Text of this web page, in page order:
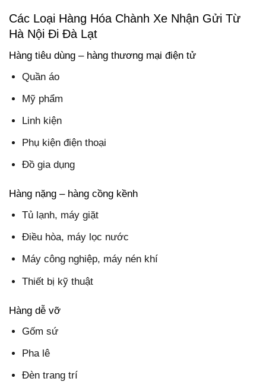
Các Loại Hàng Hóa Chành Xe Nhận Gửi Từ
Hà Nội Đi Đà Lạt
Hàng tiêu dùng – hàng thương mại điện tử
Quần áo
Mỹ phẩm
Linh kiện
Phụ kiện điện thoại
Đồ gia dụng
Hàng nặng – hàng cồng kềnh
Tủ lạnh, máy giặt
Điều hòa, máy lọc nước
Máy công nghiệp, máy nén khí
Thiết bị kỹ thuật
Hàng dễ vỡ
Gốm sứ
Pha lê
Đèn trang trí